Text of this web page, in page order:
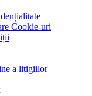
Cookie-uri
a litigiilor